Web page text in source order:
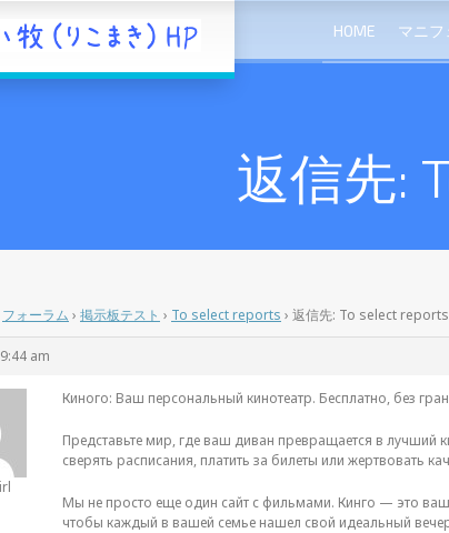
HOME マニフ
返信先:
フォーラム › 掲示板テスト › To select reports › 返信先: To select reports
am
Киного: Ваш персональный кинотеатр. Бесплатно, без
Представьте мир, где ваш диван превращается в
сверять расписания, платить за билеты или жертвовать
Мы не просто еще один сайт с фильмами. Кинго — это
чтобы каждый в вашей семье нашел свой идеальный